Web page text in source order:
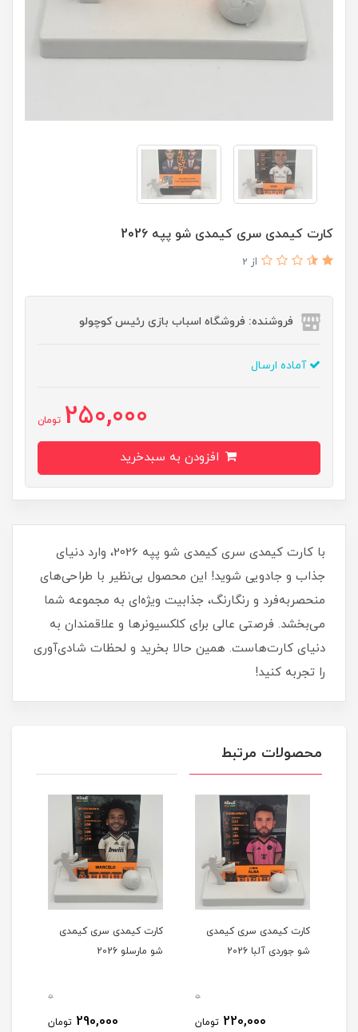
کارت کیمدی سری کیمدی شو پپه 2026
از 2
فروشنده: فروشگاه اسباب بازی رئیس کوچولو
آماده ارسال
250,000 تومان
با کارت کیمدی سری کیمدی شو پپه 2026، وارد دنیای
جذاب و جادویی شوید! این محصول بی‌نظیر با طراحی‌های
منحصربه‌فرد و رنگارنگ، جذابیت ویژه‌ای به مجموعه شما
می‌بخشد. فرصتی عالی برای کلکسیونرها و علاقمندان به
دنیای کارت‌هاست. همین حالا بخرید و لحظات شادی‌آوری
را تجربه کنید!
محصولات مرتبط
کارت کیمدی سری کیمدی
شو جوردی آلبا 2026
0
220,000 تومان
کارت کیمدی سری کیمدی
شو مارسلو 2026
0
290,000 تومان